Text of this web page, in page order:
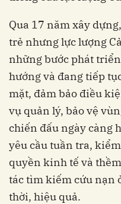
Qua 17 năm xây
trẻ nhưng lực lượng
những bước phát
hướng và đang tiếp
mặt, đảm bảo điều
vụ quản lý, bảo vệ
chiến đấu ngày càng
yêu cầu tuần tra,
quyền kinh tế và
tác tìm kiếm cứu nạn
thời, hiệu quả.